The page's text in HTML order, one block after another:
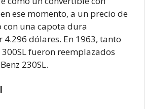
ese momento, a un precio de
con una capota dura
dólares. En 1963, tanto
300SL fueron reemplazados
230SL.